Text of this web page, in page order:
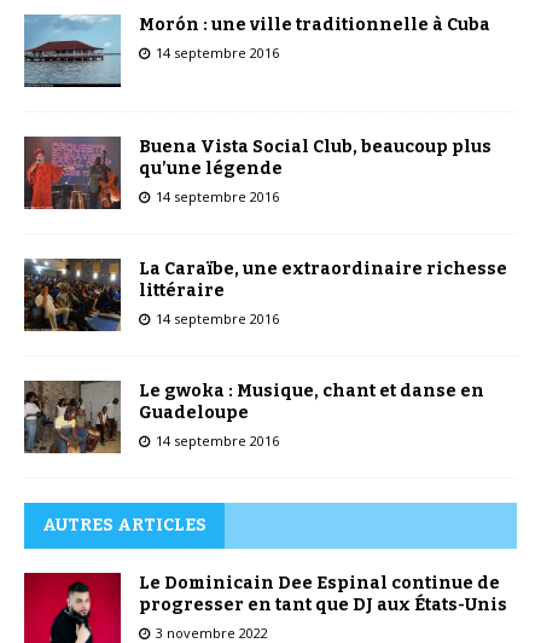
Morón : une ville traditionnelle à Cuba
14 septembre 2016
Buena Vista Social Club, beaucoup plus
qu’une légende
14 septembre 2016
La Caraïbe, une extraordinaire richesse
littéraire
14 septembre 2016
Le gwoka : Musique, chant et danse en
Guadeloupe
14 septembre 2016
AUTRES ARTICLES
Le Dominicain Dee Espinal continue de
progresser en tant que DJ aux États-Unis
3 novembre 2022